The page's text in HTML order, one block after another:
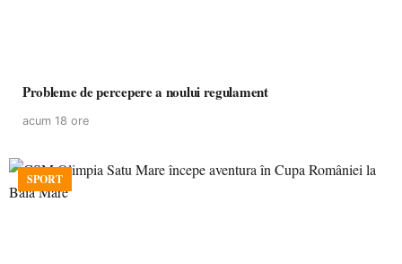
Probleme de percepere a noului regulament
acum 18 ore
SPORT